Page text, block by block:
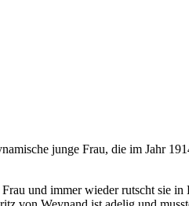
junge Frau, die im Jahr
und immer wieder rutscht sie